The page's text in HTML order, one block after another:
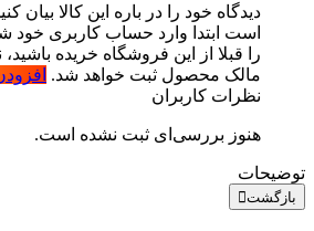
دیدگاه خود را در باره این کالا بیان
است ابتدا وارد حساب کاربری خود
را قبلا از این فروشگاه خریده
مالک محصول ثبت خواهد شد.
نظرات کاربران
هنوز بررسی‌ای ثبت نشده است.
توضیحات
بازگشت